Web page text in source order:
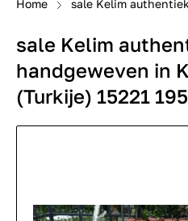
Home sale Kelim
sale Kelim
handgeweven in
(Turkije) 15221